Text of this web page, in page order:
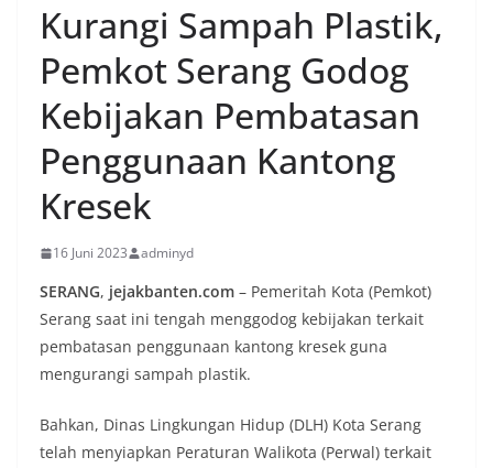
Kurangi Sampah Plastik,
Pemkot Serang Godog
Kebijakan Pembatasan
Penggunaan Kantong
Kresek
16 Juni 2023 adminyd
SERANG, jejakbanten.com – Pemeritah Kota (Pemkot)
Serang saat ini tengah menggodog kebijakan terkait
pembatasan penggunaan kantong kresek guna
mengurangi sampah plastik.
Bahkan, Dinas Lingkungan Hidup (DLH) Kota Serang
telah menyiapkan Peraturan Walikota (Perwal) terkait